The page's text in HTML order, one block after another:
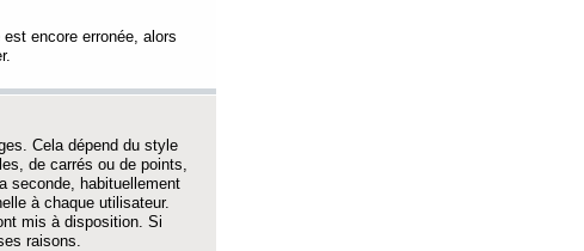
est encore erronée, alors
Cela dépend du style
de carrés ou de points,
seconde, habituellement
à chaque utilisateur.
mis à disposition. Si
raisons.